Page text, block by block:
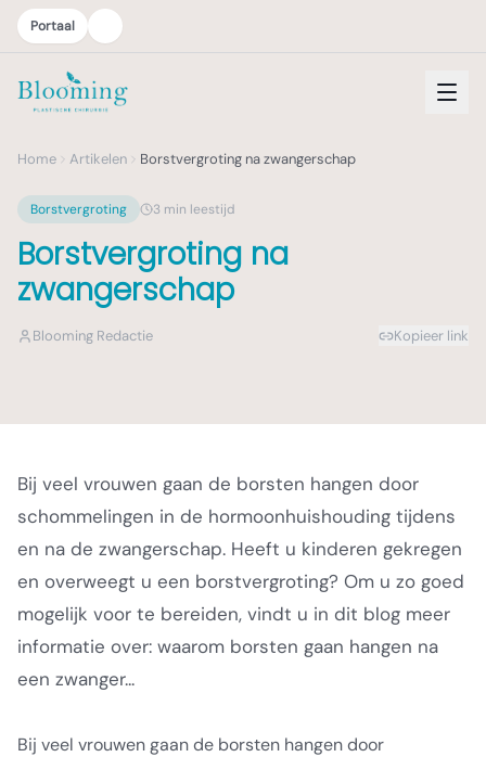
Portaal
Home Artikelen Borstvergroting na zwangerschap
Borstvergroting 3 min leestijd
Borstvergroting na
zwangerschap
Blooming Redactie Kopieer link
Bij veel vrouwen gaan de borsten hangen door
schommelingen in de hormoonhuishouding tijdens
en na de zwangerschap. Heeft u kinderen gekregen
en overweegt u een borstvergroting? Om u zo goed
mogelijk voor te bereiden, vindt u in dit blog meer
informatie over: waarom borsten gaan hangen na
een zwanger...
Bij veel vrouwen gaan de borsten hangen door